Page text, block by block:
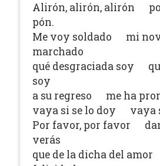
Alirón, alirón, alirón
pón.
Me voy soldado mi
marchado
qué desgraciada soy
soy
a su regreso me ha
vaya si se lo doy vaya
Por favor, por favor
verás
que de la dicha del